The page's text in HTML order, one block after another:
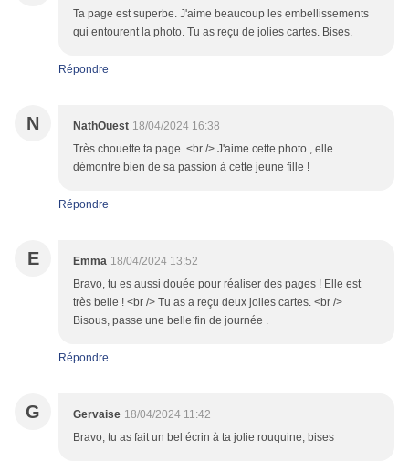
Ta page est superbe. J'aime beaucoup les embellissements
qui entourent la photo. Tu as reçu de jolies cartes. Bises.
Répondre
N NathOuest 18/04/2024 16:38
Très chouette ta page .<br /> J'aime cette photo , elle
démontre bien de sa passion à cette jeune fille !
Répondre
E Emma 18/04/2024 13:52
Bravo, tu es aussi douée pour réaliser des pages ! Elle est
très belle ! <br /> Tu as a reçu deux jolies cartes. <br />
Bisous, passe une belle fin de journée .
Répondre
G Gervaise 18/04/2024 11:42
Bravo, tu as fait un bel écrin à ta jolie rouquine, bises